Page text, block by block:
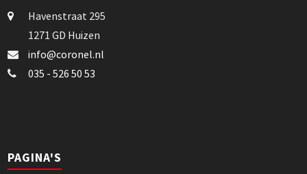
Havenstraat 295
1271 GD Huizen
info@coronel.nl
035 - 526 50 53
PAGINA'S